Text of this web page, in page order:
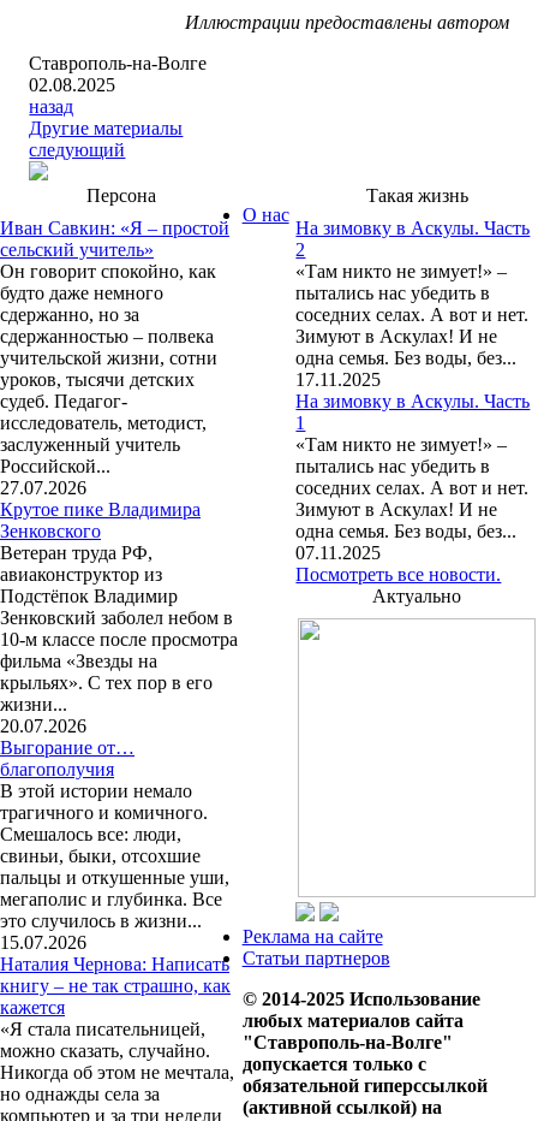
Иллюстрации предоставлены автором
Ставрополь-на-Волге
02.08.2025
назад
Другие материалы
следующий
Персона
Иван Савкин: «Я – простой
сельский учитель»
Он говорит спокойно, как
будто даже немного
сдержанно, но за
сдержанностью – полвека
учительской жизни, сотни
уроков, тысячи детских
судеб. Педагог-
исследователь, методист,
заслуженный учитель
Российской...
27.07.2026
Крутое пике Владимира
Зенковского
Ветеран труда РФ,
авиаконструктор из
Подстёпок Владимир
Зенковский заболел небом в
10-м классе после просмотра
фильма «Звезды на
крыльях». С тех пор в его
жизни...
20.07.2026
Выгорание от…
благополучия
В этой истории немало
трагичного и комичного.
Смешалось все: люди,
свиньи, быки, отсохшие
пальцы и откушенные уши,
мегаполис и глубинка. Все
это случилось в жизни...
15.07.2026
Наталия Чернова: Написать
книгу – не так страшно, как
кажется
«Я стала писательницей,
можно сказать, случайно.
Никогда об этом не мечтала,
но однажды села за
компьютер и за три недели
Такая жизнь
На зимовку в Аскулы. Часть
2
«Там никто не зимует!» –
пытались нас убедить в
соседних селах. А вот и нет.
Зимуют в Аскулах! И не
одна семья. Без воды, без...
17.11.2025
На зимовку в Аскулы. Часть
1
«Там никто не зимует!» –
пытались нас убедить в
соседних селах. А вот и нет.
Зимуют в Аскулах! И не
одна семья. Без воды, без...
07.11.2025
Посмотреть все новости.
Актуально
О нас
Реклама на сайте
Статьи партнеров
© 2014-2025 Использование
любых материалов сайта
"Ставрополь-на-Волге"
допускается только с
обязательной гиперссылкой
(активной ссылкой) на